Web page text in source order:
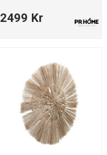
2499 Kr